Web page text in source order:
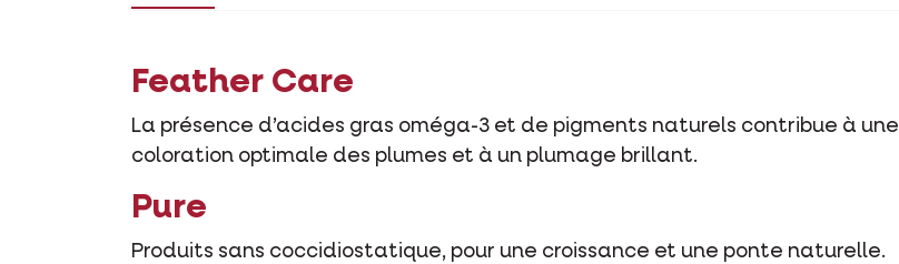
Feather Care
La présence d’acides gras oméga-3 et de pigments naturels contribue à une
coloration optimale des plumes et à un plumage brillant.
Pure
Produits sans coccidiostatique, pour une croissance et une ponte naturelle.